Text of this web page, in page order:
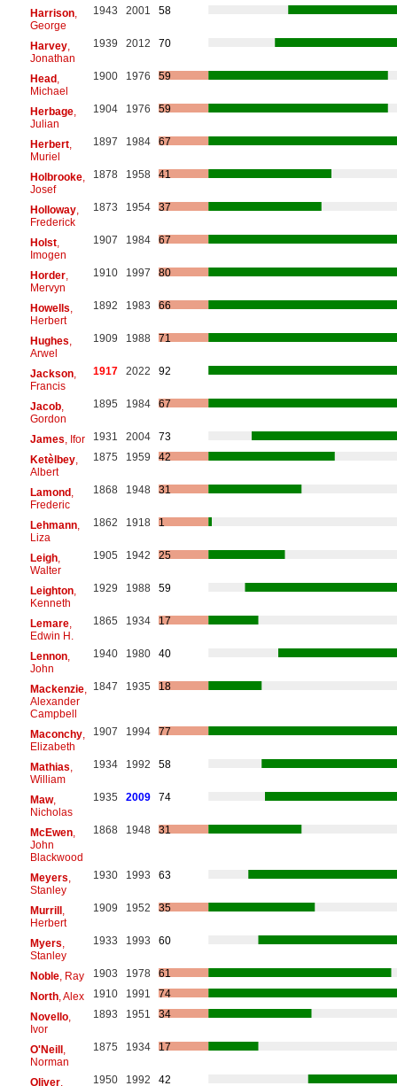
Harrison,
George
1943 2001 58
Harvey,
Jonathan
1939 2012 70
Head,
Michael
1900 1976 59
Herbage,
Julian
1904 1976 59
Herbert,
Muriel
1897 1984 67
Holbrooke,
Josef
1878 1958 41
Holloway,
Frederick
1873 1954 37
Holst,
Imogen
1907 1984 67
Horder,
Mervyn
1910 1997 80
Howells
Herbert
1892 1983 66
Hughes
Arwel
1909 1988 71
Jackson,
Francis
1917 2022 92
Jacob,
Gordon
1895 1984 67
James , Ifor 1931 2004
73
Ketèlbey,
Albert
1875 1959 42
Lamond,
Frederic
1868 1948 31
Lehmann,
Liza
1862 1918 1
Leigh,
Walter
1905 1942 25
Leighton,
Kenneth
1929 1988 59
Lemare,
Edwin H.
1865 1934 17
Lennon,
John
1940 1980 40
Mackenzie,
Alexander
Campbell
1847 1935 18
Maconchy,
Elizabeth
1907 1994 77
Mathias
William
1934 1992 58
Maw,
Nicholas
1935 2009 74
McEwen,
John
Blackwood
1868 1948 31
Meyers
Stanley
1930 1993 63
Murrill,
Herbert
1909 1952 35
Myers
Stanley
1933 1993 60
Noble, Ray 1903 1978
61
North, Alex 1910 1991
74
Novello,
Ivor
1893 1951 34
O'Neill,
Norman
1875 1934 17
Oliver, 1950 1992 42